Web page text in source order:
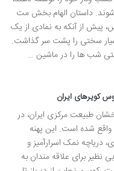
شوند. داستان الهام بخش مت
پیش از آنکه به نمادی از یک
بسیار سختی را پشت سر گذاشت.
شب ها را در ماشین …
کویرهای ایران
طبیعت مرکزی ایران، در
واقع شده است. این پهنه
دریاچه نمک اسرارآمیز و
نظیر برای علاقه مندان به